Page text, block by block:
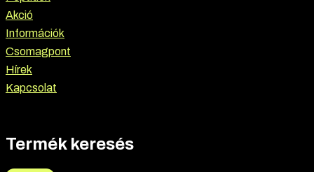
Akció
Információk
Csomagpont
Hírek
Kapcsolat
Termék keresés